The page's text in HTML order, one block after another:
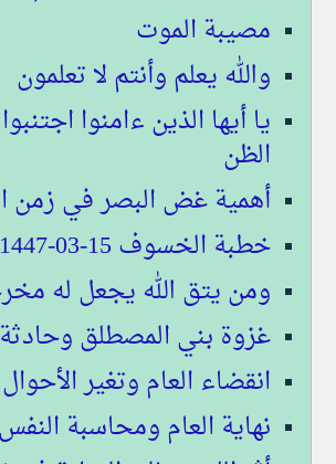
مصيبة الموت
والله يعلم وأنتم لا تعلمون
يا أيها الذين ءامنوا
الظن
أهمية غض البصر في زمن
خطبة الخسوف 15-03-1447
ومن يتق الله يجعل له
غزوة بني المصطلق
انقضاء العام وتغير الأحوال
نهاية العام ومحاسبة النفس